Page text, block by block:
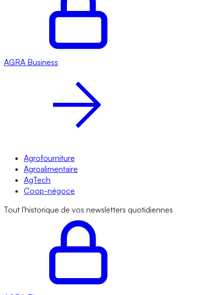
AGRA Business
Agrofourniture
Agroalimentaire
AgTech
Coop-négoce
Tout l'historique de vos newsletters quotidiennes